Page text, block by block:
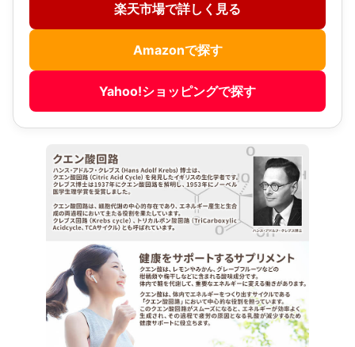
楽天市場で詳しく見る
Amazonで探す
Yahoo!ショッピングで探す